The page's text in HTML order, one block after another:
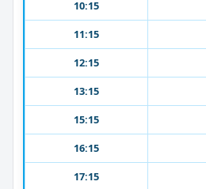
10:15
11:15
12:15
13:15
15:15
16:15
17:15